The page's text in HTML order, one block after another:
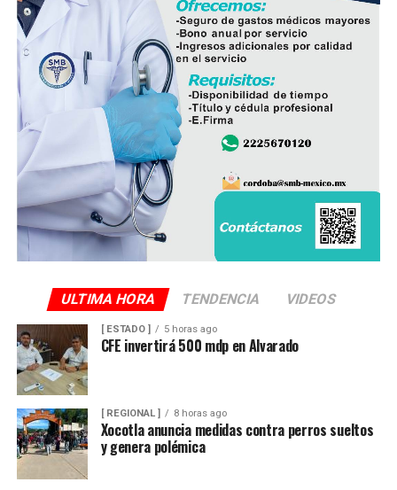
operan ocho empresas productoras con más de 350
granjas avícolas, las cuales representan una importante
fuente de empleo y desarrollo económico para
comunidades rurales de ambas entidades.
ULTIMA HORA TENDENCIA VIDEOS
[ ESTADO ] 5 horas ago
CFE invertirá 500 mdp en Alvarado
[ REGIONAL ] 8 horas ago
Xocotla anuncia medidas contra perros sueltos
y genera polémica